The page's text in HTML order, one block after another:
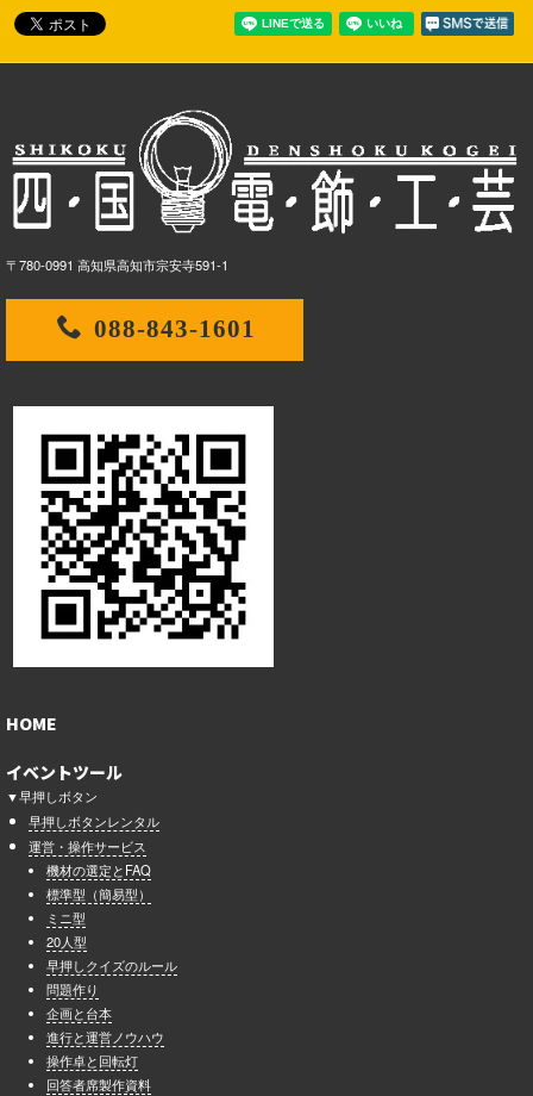
〒780-0991 高知県高知市宗安寺591-1
088-843-1601
HOME
イベントツール
▼早押しボタン
早押しボタンレンタル
運営・操作サービス
機材の選定とFAQ
標準型（簡易型）
ミニ型
20人型
早押しクイズのルール
問題作り
企画と台本
進行と運営ノウハウ
操作卓と回転灯
回答者席製作資料